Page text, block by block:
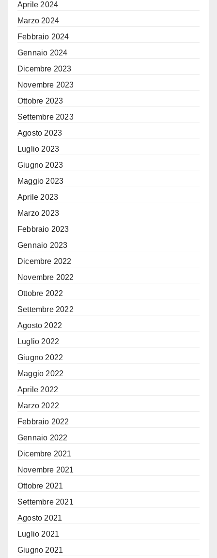
Aprile 2024
Marzo 2024
Febbraio 2024
Gennaio 2024
Dicembre 2023
Novembre 2023
Ottobre 2023
Settembre 2023
Agosto 2023
Luglio 2023
Giugno 2023
Maggio 2023
Aprile 2023
Marzo 2023
Febbraio 2023
Gennaio 2023
Dicembre 2022
Novembre 2022
Ottobre 2022
Settembre 2022
Agosto 2022
Luglio 2022
Giugno 2022
Maggio 2022
Aprile 2022
Marzo 2022
Febbraio 2022
Gennaio 2022
Dicembre 2021
Novembre 2021
Ottobre 2021
Settembre 2021
Agosto 2021
Luglio 2021
Giugno 2021